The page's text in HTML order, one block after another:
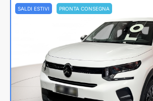
SALDI ESTIVI PRONTA CONSEGNA